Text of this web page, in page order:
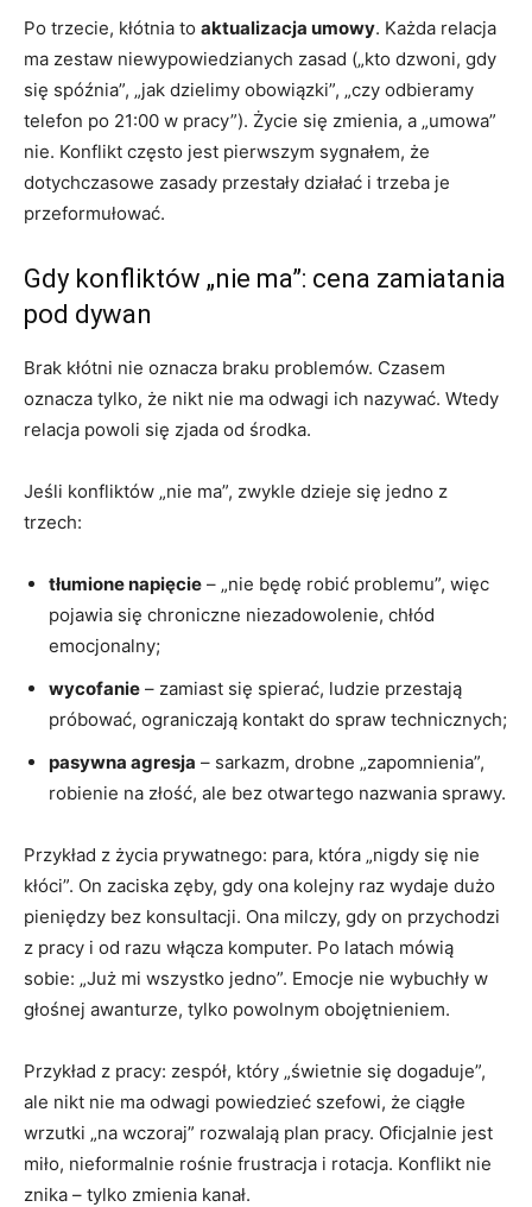
Po trzecie, kłótnia to aktualizacja umowy. Każda relacja
ma zestaw niewypowiedzianych zasad („kto dzwoni, gdy
się spóźnia”, „jak dzielimy obowiązki”, „czy odbieramy
telefon po 21:00 w pracy”). Życie się zmienia, a „umowa”
nie. Konflikt często jest pierwszym sygnałem, że
dotychczasowe zasady przestały działać i trzeba je
przeformułować.
Gdy konfliktów „nie ma”: cena zamiatania
pod dywan
Brak kłótni nie oznacza braku problemów. Czasem
oznacza tylko, że nikt nie ma odwagi ich nazywać. Wtedy
relacja powoli się zjada od środka.
Jeśli konfliktów „nie ma”, zwykle dzieje się jedno z
trzech:
tłumione napięcie – „nie będę robić problemu”, więc
pojawia się chroniczne niezadowolenie, chłód
emocjonalny;
wycofanie – zamiast się spierać, ludzie przestają
próbować, ograniczają kontakt do spraw technicznych;
pasywna agresja – sarkazm, drobne „zapomnienia”,
robienie na złość, ale bez otwartego nazwania sprawy.
Przykład z życia prywatnego: para, która „nigdy się nie
kłóci”. On zaciska zęby, gdy ona kolejny raz wydaje dużo
pieniędzy bez konsultacji. Ona milczy, gdy on przychodzi
z pracy i od razu włącza komputer. Po latach mówią
sobie: „Już mi wszystko jedno”. Emocje nie wybuchły w
głośnej awanturze, tylko powolnym obojętnieniem.
Przykład z pracy: zespół, który „świetnie się dogaduje”,
ale nikt nie ma odwagi powiedzieć szefowi, że ciągłe
wrzutki „na wczoraj” rozwalają plan pracy. Oficjalnie jest
miło, nieformalnie rośnie frustracja i rotacja. Konflikt nie
znika – tylko zmienia kanał.